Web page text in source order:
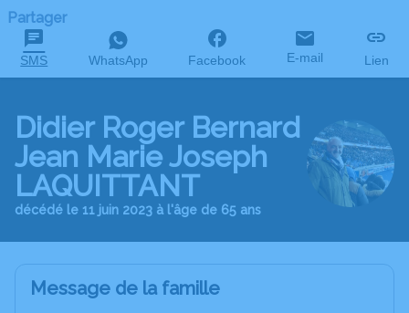
Partager
SMS WhatsApp Facebook E-mail Lien
Didier Roger Bernard
Jean Marie Joseph
LAQUITTANT
décédé le 11 juin 2023 à l'âge de 65 ans
Message de la famille